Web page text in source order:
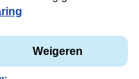
MAX
in uw